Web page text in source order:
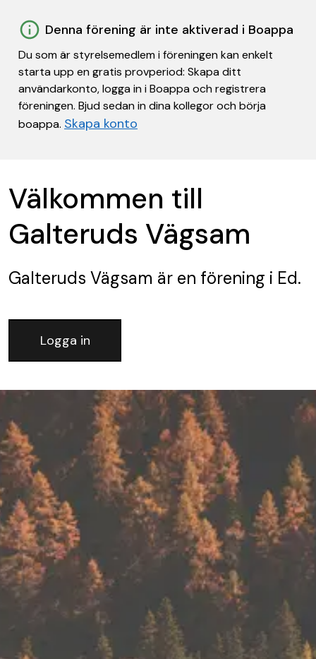
Denna förening är inte aktiverad i Boappa
Du som är styrelsemedlem i föreningen kan enkelt
starta upp en gratis provperiod: Skapa ditt
användarkonto, logga in i Boappa och registrera
föreningen. Bjud sedan in dina kollegor och börja
boappa. Skapa konto
Välkommen till
Galteruds Vägsam
Galteruds Vägsam är en förening i Ed.
Logga in